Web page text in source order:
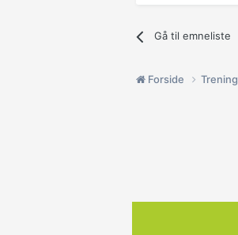
Gå til emneliste
Forside Trening